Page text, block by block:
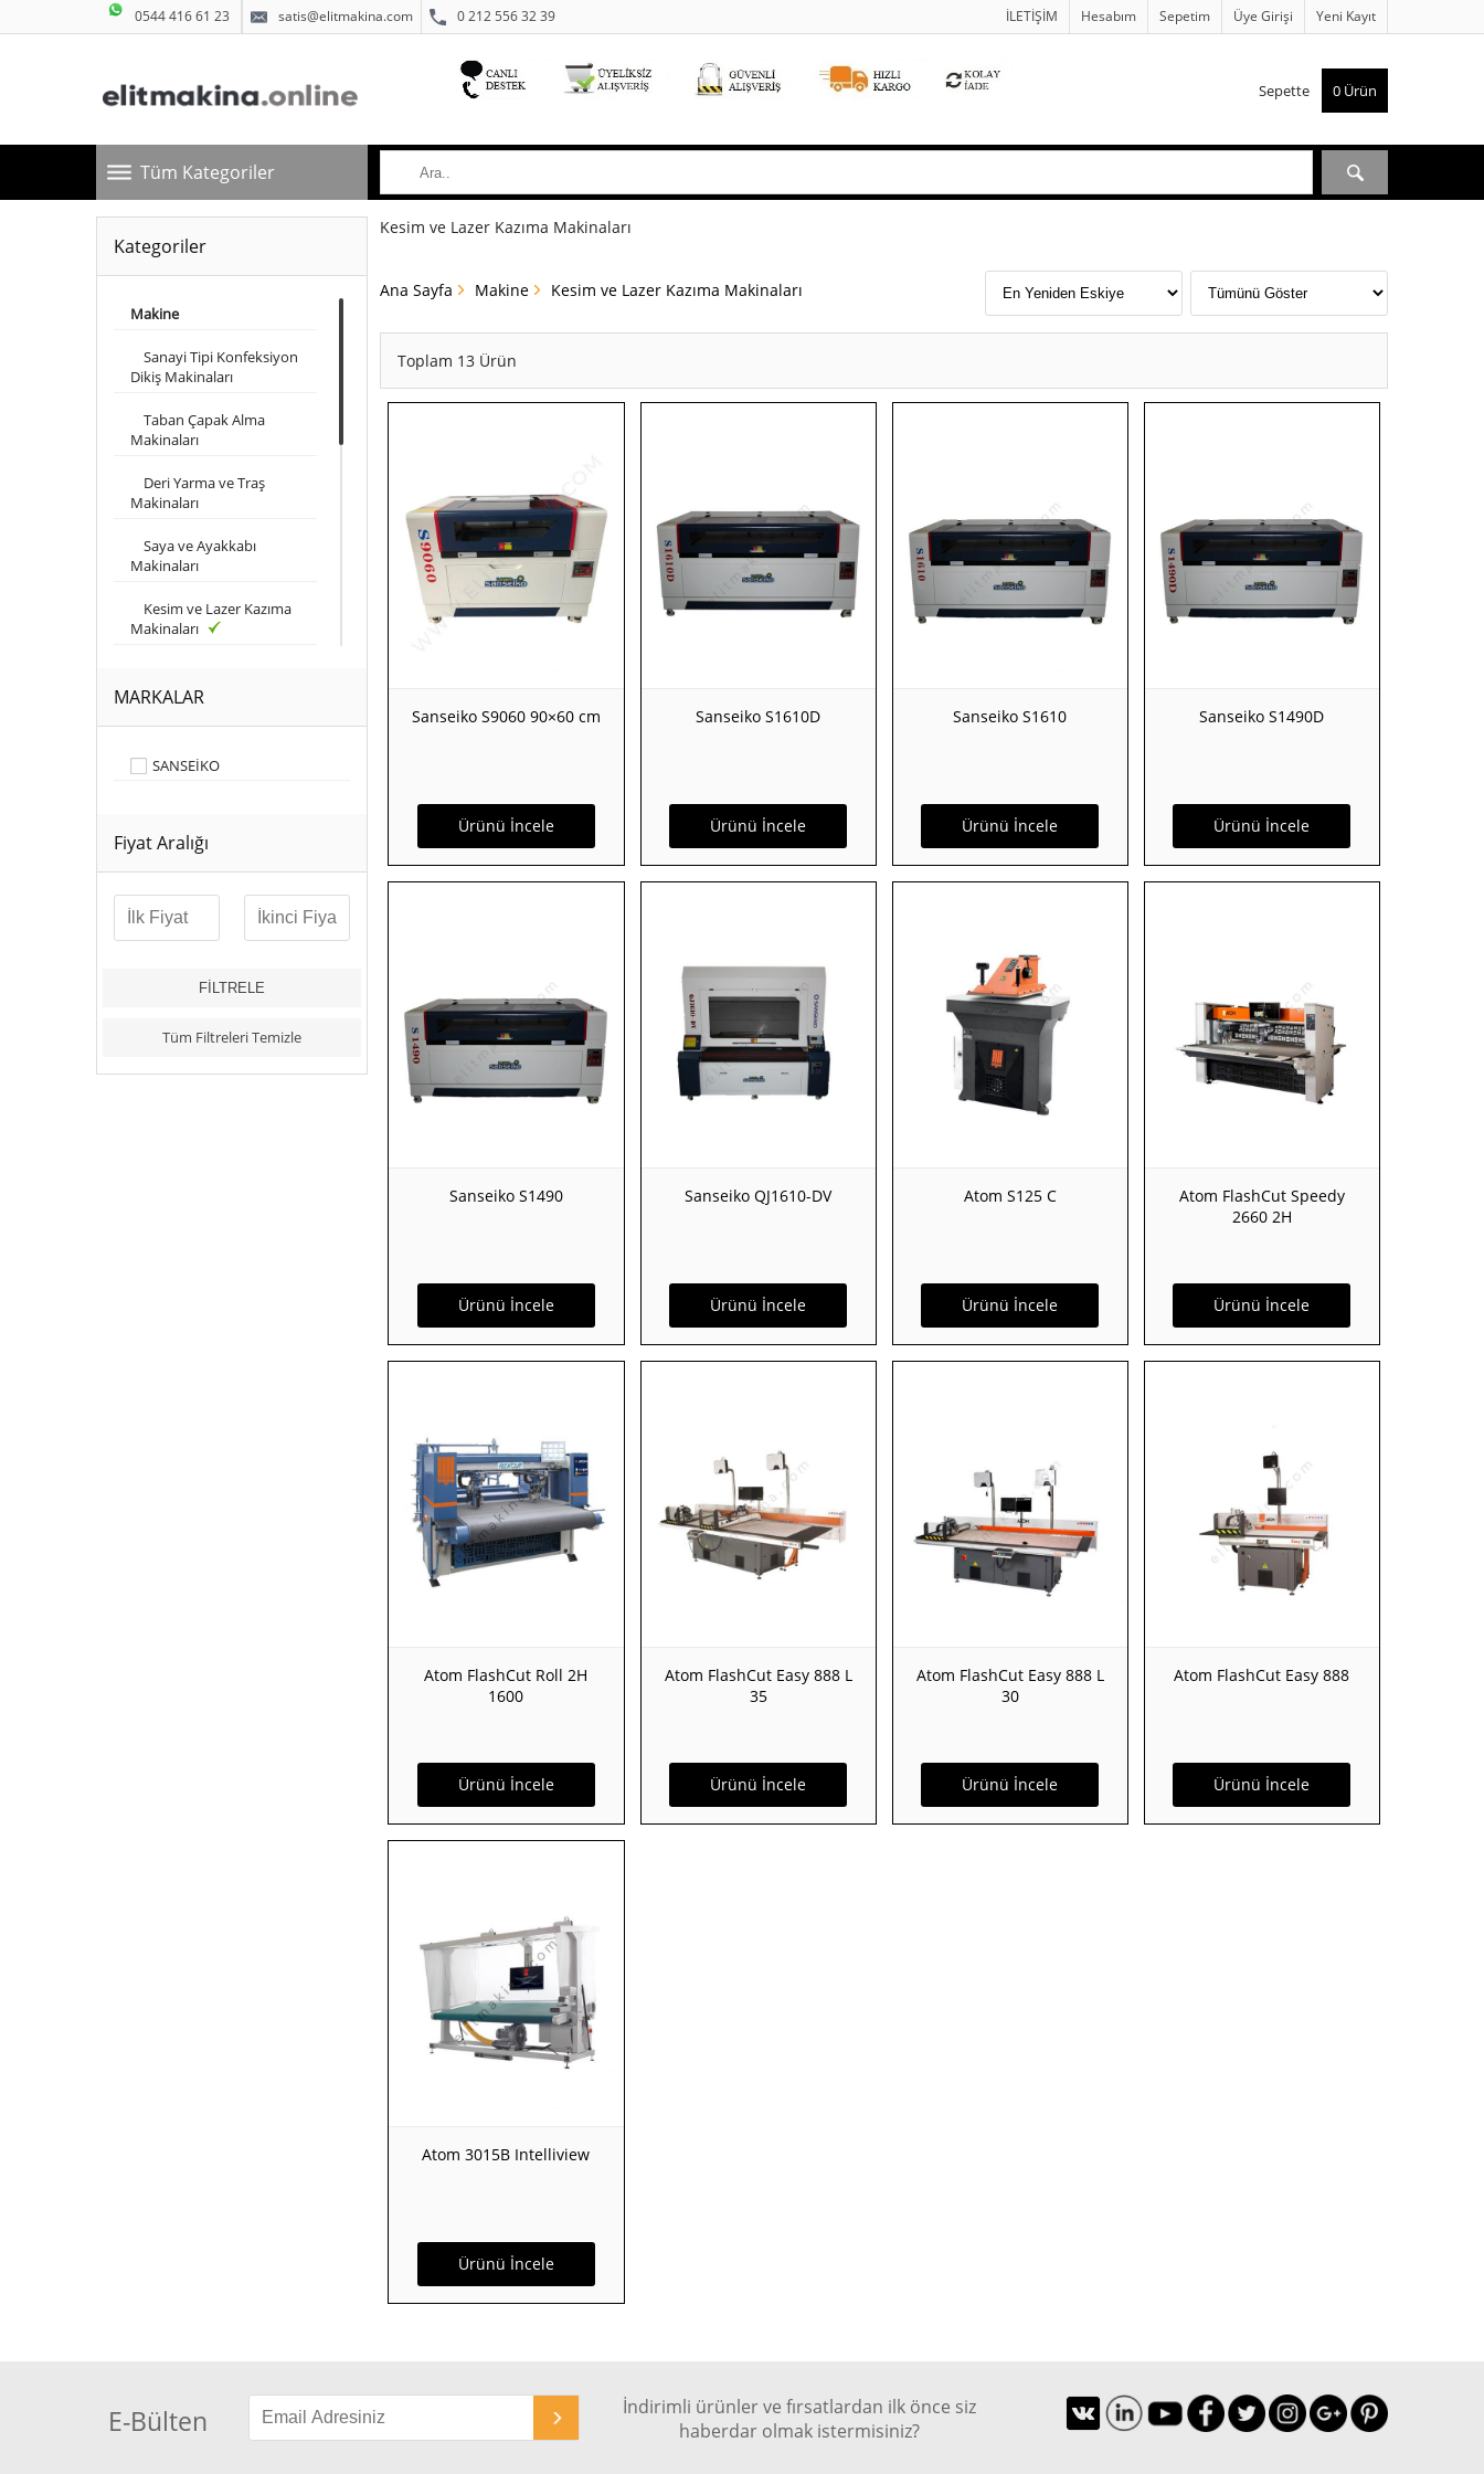
Yeni Kayıt
Üye Girişi
Sepetim
Hesabım
İLETİŞİM
0544 416 61 23 satis@elitmakina.com 0 212 556 32 39
0 Ürün
Sepette
Tüm Kategoriler
Kategoriler
Makine
Sanayi Tipi Konfeksiyon
Dikiş Makinaları
Taban Çapak Alma
Makinaları
Deri Yarma ve Traş
Makinaları
Saya ve Ayakkabı
Makinaları
Kesim ve Lazer Kazıma
Makinaları
Makinaları
Temizleme Makinaları
Ayakkabı Taban
Makinaları
Monta Makinaları
Konfeksiyon İplik
Zımpara ve İlaç Sürme
Makinası
MARKALAR
SANSEİKO
Fiyat Aralığı
Tüm Filtreleri Temizle
Kesim ve Lazer Kazıma Makinaları
Ana Sayfa Makine Kesim ve Lazer Kazıma Makinaları
Toplam 13 Ürün
Ürünü İncele
Sanseiko S9060 90×60 cm
Ürünü İncele
Sanseiko S1610D
Ürünü İncele
Sanseiko S1610
Ürünü İncele
Sanseiko S1490D
Ürünü İncele
Sanseiko S1490
Ürünü İncele
Sanseiko QJ1610-DV
Ürünü İncele
Atom S125 C
Ürünü İncele
Atom FlashCut Speedy
2660 2H
Ürünü İncele
Atom FlashCut Roll 2H
1600
Ürünü İncele
Atom FlashCut Easy 888 L
35
Ürünü İncele
Atom FlashCut Easy 888 L
30
Ürünü İncele
Atom FlashCut Easy 888
Ürünü İncele
Atom 3015B Intelliview
E-Bülten
İndirimli ürünler ve fırsatlardan ilk önce siz
haberdar olmak istermisiniz?